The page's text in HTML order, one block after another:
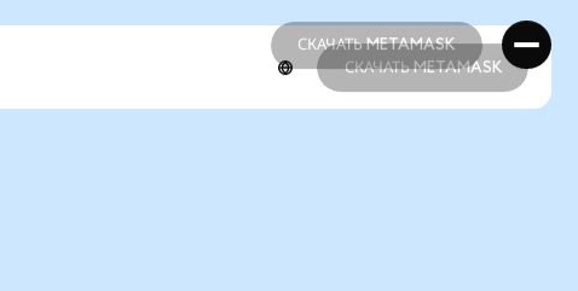
СКАЧАТЬ METAMASK
СКАЧАТЬ METAMASK
СКАЧАТЬ METAMASK